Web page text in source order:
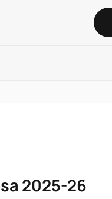
2025-26